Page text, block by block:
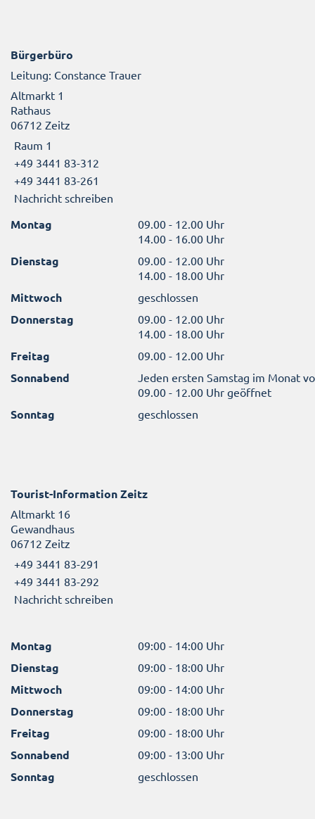
Bürgerbüro
Leitung: Constance Trauer
Altmarkt 1
Rathaus
06712 Zeitz
Raum 1
+49 3441 83-312
+49 3441 83-261
Nachricht schreiben
Montag
09.00 - 12.00 Uhr
14.00 - 16.00 Uhr
Dienstag
09.00 - 12.00 Uhr
14.00 - 18.00 Uhr
Mittwoch geschlossen
Donnerstag
09.00 - 12.00 Uhr
14.00 - 18.00 Uhr
Freitag 09.00 - 12.00 Uhr
Sonnabend
Jeden ersten Samstag im Monat
09.00 - 12.00 Uhr geöffnet
Sonntag geschlossen
Tourist-Information Zeitz
Altmarkt 16
Gewandhaus
06712 Zeitz
+49 3441 83-291
+49 3441 83-292
Nachricht schreiben
Montag 09:00 - 14:00 Uhr
Dienstag 09:00 - 18:00 Uhr
Mittwoch 09:00 - 14:00 Uhr
Donnerstag 09:00 - 18:00 Uhr
Freitag 09:00 - 18:00 Uhr
Sonnabend 09:00 - 13:00 Uhr
Sonntag geschlossen